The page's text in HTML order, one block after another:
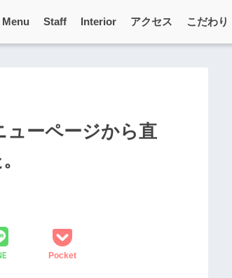
Menu Staff Interior アクセス こだわり
ューページから直
Pocket